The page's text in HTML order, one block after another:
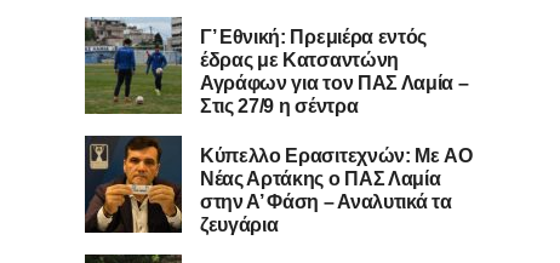
Γ’ Εθνική: Πρεμιέρα εντός
έδρας με Κατσαντώνη
Αγράφων για τον ΠΑΣ Λαμία –
Στις 27/9 η σέντρα
Kύπελλο Ερασιτεχνών: Με AO
Nέας Αρτάκης ο ΠΑΣ Λαμία
στην Α’ Φάση – Αναλυτικά τα
ζευγάρια